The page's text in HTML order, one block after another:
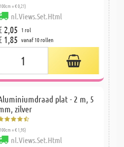
= € 0,21)
nl.Views.Set.Html
2,05 1 rol
1,85 vanaf 10 rollen
plat - 2 m, 5
zilver
= € 1,95)
nl.Views.Set.Html